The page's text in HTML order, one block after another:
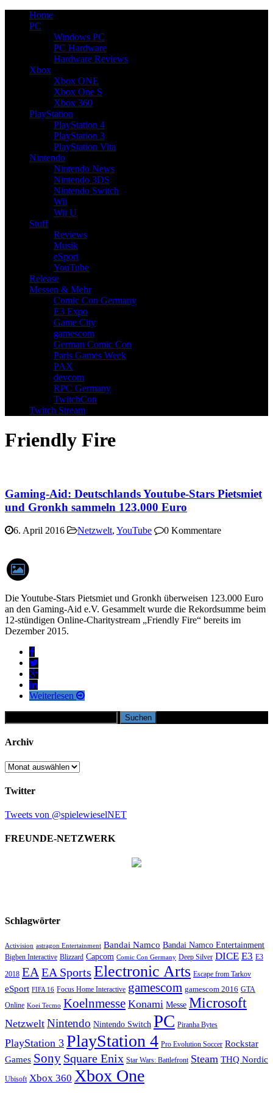
Home
PC
Windows PC
PC Hardware
Hardware Reviews
Xbox
Xbox ONE
Xbox One S
Xbox 360
PlayStation
PlayStation 4
PlayStation 3
PlayStation Vita
Nintendo
Nintendo News
Nintendo 3DS
Nintendo Switch
Wii
Wii U
Stuff
Reviews
Musik
eSport
YouTube
Release
Messen & Mehr
Comic Con Germany
E3 Expo
Game City
gamescom
German Comic Con
Paris Games Week
PAX
devcom
RPC Germany
TwitchCon
Twitch Stream
Friendly Fire
Gaming-Aid: Deutschlands Youtube-Stars Pietsmiet
und Gronkh sammeln 123.000 Euro
6. April 2016 Netzwelt, YouTube 0 Kommentare
Die Youtube-Stars Pietsmiet und Gronkh überweisen 123.000 Euro
an den Gaming-Aid e.V. Gesammelt wurde die Rekordsumme beim
12-stündigen Online-Charitystream „Friendly Fire“ bereits im
Dezember 2015.
Weiterlesen
Suchen
nach:
Archiv
Archiv
Twitter
Tweets von @spielewieselNET
FREUNDE-NETZWERK
Schlagwörter
Activision astragon Entertainment Bandai Namco Bandai Namco Entertainment
Bigben Interactive Blizzard Capcom Comic Con Germany Deep Silver DICE E3 E3
2018 EAEA Sports Electronic Arts Escape from Tarkov
eSport FIFA 16 Focus Home Interactive gamescom gamescom 2016 GTA
Online Koei Tecmo Koelnmesse Konami Messe Microsoft
Netzwelt Nintendo Nintendo Switch PC Piranha Bytes
PlayStation 3 PlayStation 4 Pro Evolution Soccer Rockstar
Games Sony Square Enix Star Wars: Battlefront Steam THQ Nordic
Ubisoft Xbox 360 Xbox One